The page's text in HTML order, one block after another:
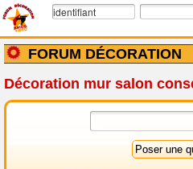
FORUM DÉCORATION
Décoration mur salon